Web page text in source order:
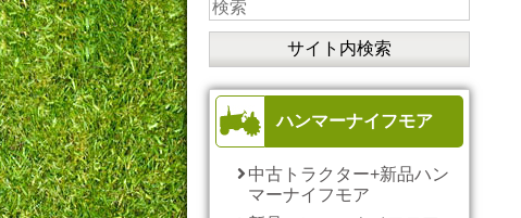
ハンマーナイフモア
中古トラクター+新品ハン
マーナイフモア